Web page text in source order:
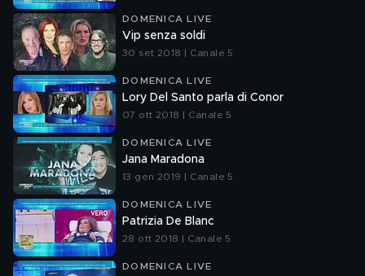
DOMENICA LIVE
Vip senza soldi
30 set 2018 | Canale 5
DOMENICA LIVE
Lory Del Santo parla di Conor
07 ott 2018 | Canale 5
DOMENICA LIVE
Jana Maradona
13 gen 2019 | Canale 5
DOMENICA LIVE
Patrizia De Blanc
28 ott 2018 | Canale 5
DOMENICA LIVE